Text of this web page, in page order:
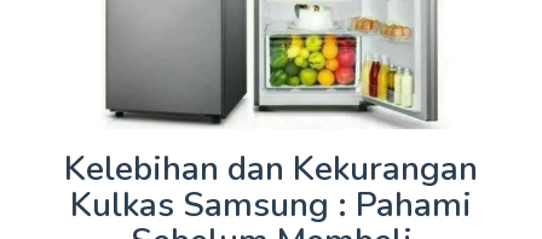
Kelebihan dan Kekurangan
Kulkas Samsung : Pahami